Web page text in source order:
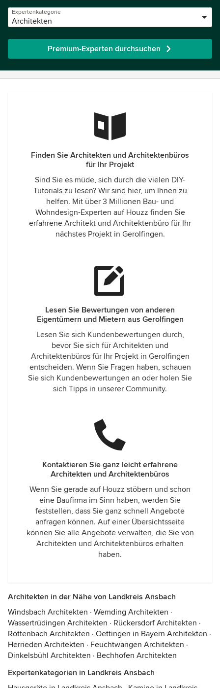
Expertenkategorie
Architekten
Premium-Experten durchsuchen
Finden Sie Architekten und Architektenbüros
für Ihr Projekt
Sind Sie es müde, sich durch die vielen DIY-
Tutorials zu lesen? Wir sind hier, um Ihnen zu
helfen. Mit über 3 Millionen Bau- und
Wohndesign-Experten auf Houzz finden Sie
erfahrene Architekt und Architektenbüro für Ihr
nächstes Projekt in Gerolfingen.
Lesen Sie Bewertungen von anderen
Eigentümern und Mietern aus Gerolfingen
Lesen Sie sich Kundenbewertungen durch,
bevor Sie sich für Architekten und
Architektenbüros für Ihr Projekt in Gerolfingen
entscheiden. Wenn Sie Fragen haben, schauen
Sie sich Kundenbewertungen an oder holen Sie
sich Tipps in unserer Community.
Kontaktieren Sie ganz leicht erfahrene
Architekten und Architektenbüros
Wenn Sie gerade auf Houzz stöbern und schon
eine Baufirma im Sinn haben, werden Sie
feststellen, dass Sie ganz schnell Angebote
anfragen können. Auf einer Übersichtsseite
können Sie alle Angebote verwalten, die Sie von
Architekten und Architektenbüros erhalten
haben.
Architekten in der Nähe von Landkreis Ansbach
Windsbach Architekten · Wemding Architekten ·
Wassertrüdingen Architekten · Rückersdorf Architekten ·
Röttenbach Architekten · Oettingen in Bayern Architekten ·
Herrieden Architekten · Feuchtwangen Architekten ·
Dinkelsbühl Architekten · Bechhofen Architekten
Expertenkategorien in Landkreis Ansbach